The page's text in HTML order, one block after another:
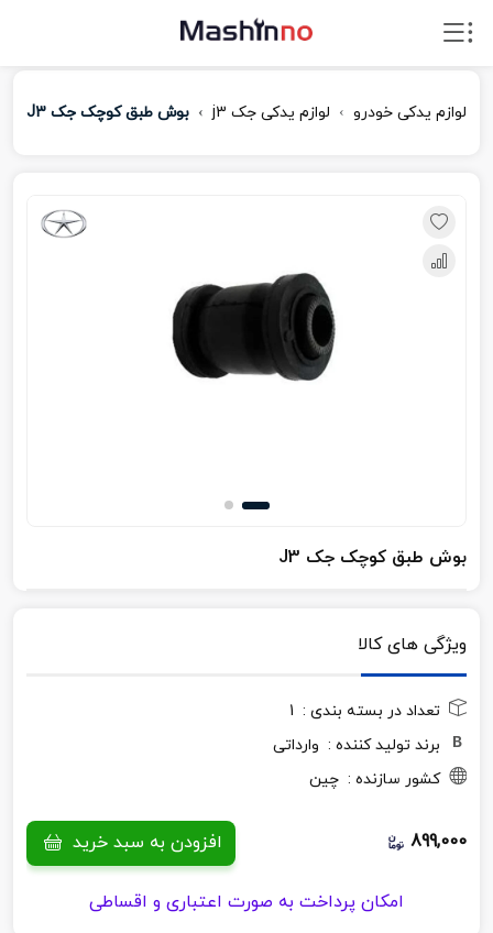
لوازم یدکی خودرو لوازم یدکی جک j3 بوش طبق کوچک جک J3
بوش طبق کوچک جک J3
ویژگی های کالا
تعداد در بسته بندی : 1
برند تولید کننده : وارداتی
کشور سازنده : چین
899,000 افزودن به سبد خرید
امکان پرداخت به صورت اعتباری و اقساطی